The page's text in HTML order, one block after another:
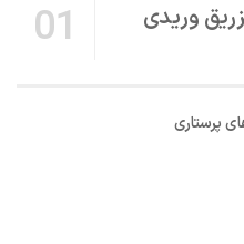
وریدی
پرستاری